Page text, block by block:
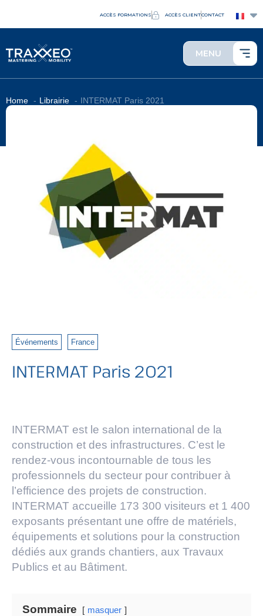
ACCÈS FORMATIONS ACCÈS CLIENTCONTACT
MENU
Home Librairie INTERMAT Paris 2021
Événements France
INTERMAT Paris 2021
INTERMAT est le salon international de la
construction et des infrastructures. C’est le
rendez-vous incontournable de tous les
professionnels du secteur pour contribuer à
l’efficience des projets de construction.
INTERMAT accueille 173 300 visiteurs et 1 400
exposants présentant une offre de matériels,
équipements et solutions pour la construction
dédiés aux grands chantiers, aux Travaux
Publics et au Bâtiment.
Sommaire masquer